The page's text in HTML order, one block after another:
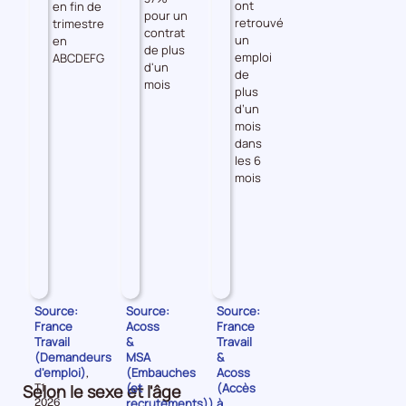
en fin de
trimestre
en
ABCDEFG
Source:
France
Travail
(Demandeurs
d'emploi),
Données
pour
T1
2026
pour un
contrat
de plus
d'un
mois
Source:
Acoss
&
MSA
(Embauches
(et
ont
retrouvé
un
emploi
de
plus
d’un
mois
dans
les 6
mois
Source:
France
Travail
&
Acoss
(Accès
Selon le sexe et l'âge